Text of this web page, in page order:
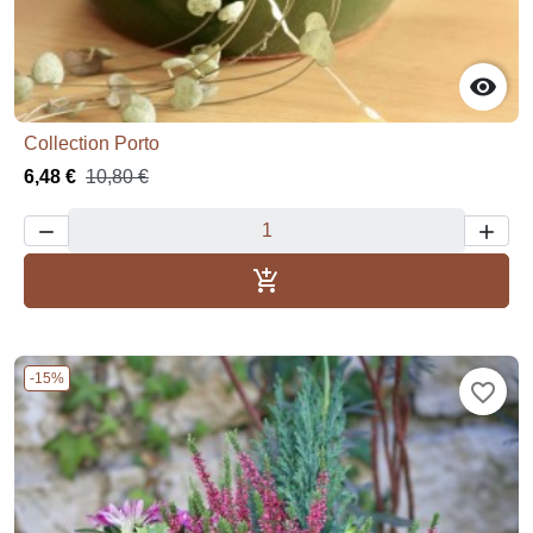

Collection Porto
6,48 € 10,80 €
 

-15%
favorite_border